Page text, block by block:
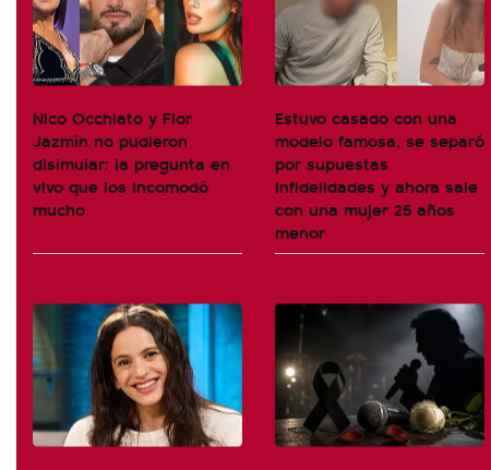
Nico Occhiato y Flor
Jazmín no pudieron
disimular: la pregunta en
vivo que los incomodó
mucho
Estuvo casado con una
modelo famosa, se separó
por supuestas
infidelidades y ahora sale
con una mujer 25 años
menor